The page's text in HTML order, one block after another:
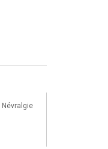
Névralgie